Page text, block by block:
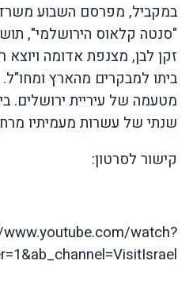
במקביל, מפרסם השבוע משרד
"סנטה קלאוס הירושלמי",
זקן לבן, מצנפת אדומה
ביתו למבקרים מהארץ
מטעמה של עיריית ירושלים.
שנתי של עשרות מעמיתיו
קישור לסרטון:
watch?